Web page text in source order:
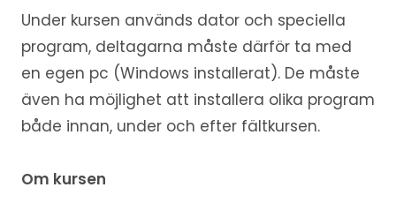
Under kursen används dator och speciella
program, deltagarna måste därför ta med
en egen pc (Windows installerat). De måste
även ha möjlighet att installera olika program
både innan, under och efter fältkursen.
Om kursen